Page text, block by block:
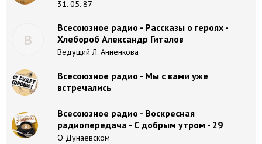
31. 05. 87
В
Всесоюзное радио - Рассказы о героях -
Хлебороб Александр Гиталов
Ведущий Л. Анненкова
Всесоюзное радио - Мы с вами уже
встречались
Всесоюзное радио - Воскресная
радиопередача - С добрым утром - 29
О Дунаевском